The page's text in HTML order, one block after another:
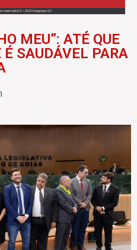
MEU”: ATÉ QUE
SAUDÁVEL PARA